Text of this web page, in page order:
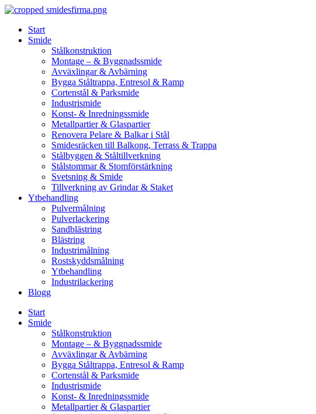
Skip
contentStart
Smide
Stålkonstruktion
Montage – & Byggnadssmide
Avväxlingar & Avbärning
Bygga Ståltrappa, Entresol & Ramp
Cortenstål & Parksmide
Industrismide
Konst- & Inredningssmide
Metallpartier & Glaspartier
Renovera Pelare & Balkar i Stål
Smidesräcken till Balkong, Terrass & Trappa
Stålbyggen & Ståltillverkning
Stålstommar & Stomförstärkning
Svetsning & Smide
Tillverkning av Grindar & Staket
Ytbehandling
Pulvermålning
Pulverlackering
Sandblästring
Blästring
Industrimålning
Rostskyddsmålning
Ytbehandling
Industrilackering
Blogg
Start
Smide
Stålkonstruktion
Montage – & Byggnadssmide
Avväxlingar & Avbärning
Bygga Ståltrappa, Entresol & Ramp
Cortenstål & Parksmide
Industrismide
Konst- & Inredningssmide
Metallpartier & Glaspartier